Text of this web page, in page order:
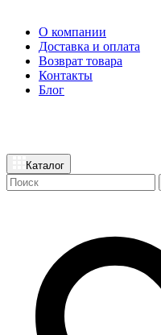
О компании
Доставка и оплата
Возврат товара
Контакты
Блог
Каталог